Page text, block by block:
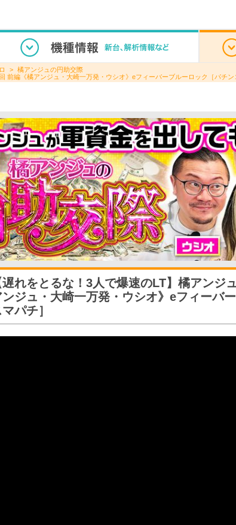
橘アンジュの円助交際
前編《橘アンジュ・大崎一万発・ウシオ》eフィーバーブルーロック［パチン
遅れをとるな！3人で爆速のLT】橘アンジ
ンジュ・大崎一万発・ウシオ》eフィーバ
パチ］